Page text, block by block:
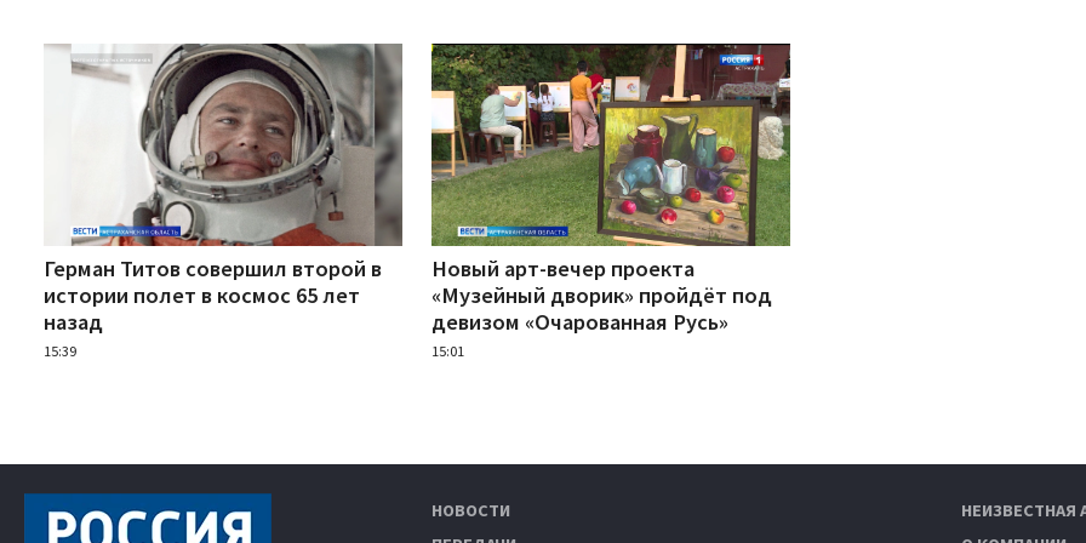
Герман Титов совершил второй в
истории полет в космос 65 лет
назад
15:39
Новый арт-вечер проекта
«Музейный дворик» пройдёт под
девизом «Очарованная Русь»
15:01
НОВОСТИ
НЕИЗВЕСТНАЯ